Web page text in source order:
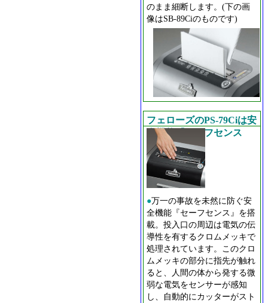
のまま細断します。(下の画
像はSB-89Ciのものです)
フェローズのPS-79Ciは安
全機能『セーフセンス
TM』を搭載
●万一の事故を未然に防ぐ安
全機能『セーフセンス』を搭
載。投入口の周辺は電気の伝
導性を有するクロムメッキで
処理されています。このクロ
ムメッキの部分に指先が触れ
ると、人間の体から発する微
弱な電気をセンサーが感知
し、自動的にカッターがスト